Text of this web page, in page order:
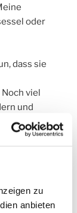
zu
anbieten
oder
dass sie
viel
und
Mutter zu
nicht zur
Die
da, zu